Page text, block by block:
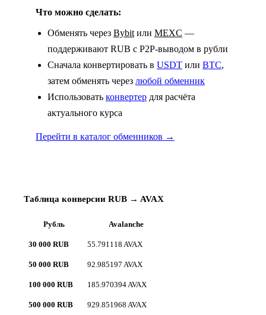
Что можно сделать:
Обменять через Bybit или MEXC —
поддерживают RUB с P2P-выводом в рубли
Сначала конвертировать в USDT или BTC,
затем обменять через любой обменник
Использовать конвертер для расчёта
актуального курса
Перейти в каталог обменников →
Таблица конверсии RUB → AVAX
Рубль Avalanche
30 000 RUB 55.791118 AVAX
50 000 RUB 92.985197 AVAX
100 000 RUB 185.970394 AVAX
500 000 RUB 929.851968 AVAX